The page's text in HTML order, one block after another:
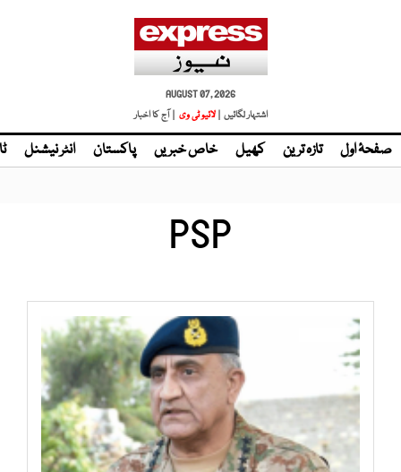
AUGUST 07, 2026
اشتہار لگائیں | لائیو ٹی وی | آج کا اخبار
صفحۂ اول تازہ ترین کھیل خاص خبریں پاکستان انٹر نیشنل
PSP